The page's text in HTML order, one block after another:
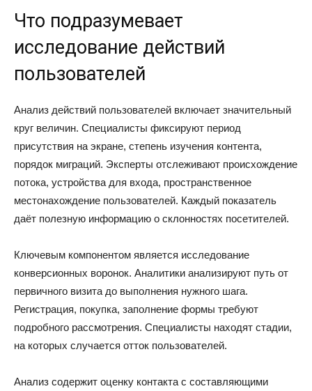
Что подразумевает
исследование действий
пользователей
Анализ действий пользователей включает значительный
круг величин. Специалисты фиксируют период
присутствия на экране, степень изучения контента,
порядок миграций. Эксперты отслеживают происхождение
потока, устройства для входа, пространственное
местонахождение пользователей. Каждый показатель
даёт полезную информацию о склонностях посетителей.
Ключевым компонентом является исследование
конверсионных воронок. Аналитики анализируют путь от
первичного визита до выполнения нужного шага.
Регистрация, покупка, заполнение формы требуют
подробного рассмотрения. Специалисты находят стадии,
на которых случается отток пользователей.
Анализ содержит оценку контакта с составляющими